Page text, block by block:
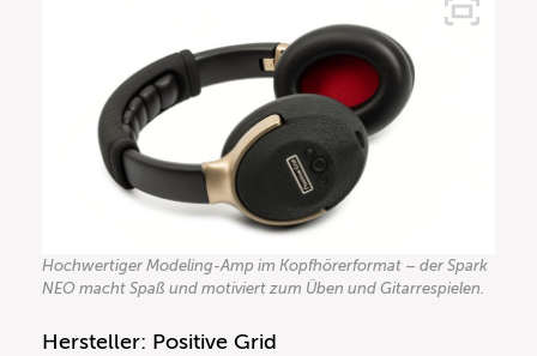
Hochwertiger Modeling-Amp im Kopfhörerformat – der Spark
NEO macht Spaß und motiviert zum Üben und Gitarrespielen.
Hersteller: Positive Grid